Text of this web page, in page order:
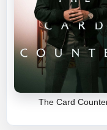
The Card